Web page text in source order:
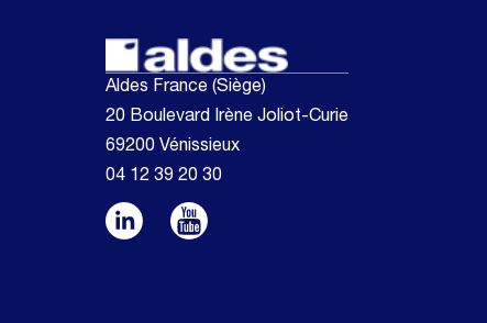
Aldes France (Siège)
20 Boulevard Irène Joliot-Curie
69200 Vénissieux
04 12 39 20 30